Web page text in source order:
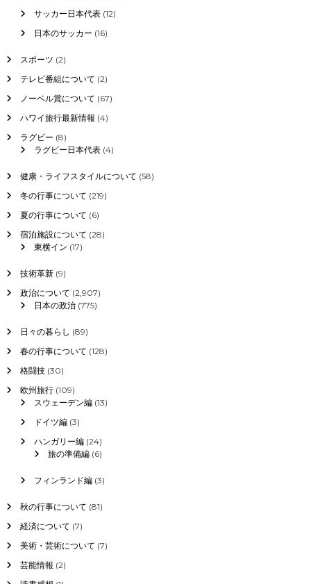
サッカー日本代表(12)
日本のサッカー (16)
スポーツ (2)
テレビ番組について (2)
ノーベル賞について (67)
ハワイ旅行最新情報 (4)
ラグビー (8)
ラグビー日本代表(4)
健康・ライフスタイルについて (58)
冬の行事について (219)
夏の行事について (6)
宿泊施設について (28)
東横イン (17)
技術革新(9)
政治について (2,907)
日本の政治(775)
日々の暮らし (89)
春の行事について (128)
格闘技(30)
欧州旅行(109)
スウェーデン編(13)
ドイツ編(3)
ハンガリー編(24)
旅の準備編(6)
フィンランド編(3)
秋の行事について (81)
経済について (7)
美術・芸術について (7)
芸能情報 (2)